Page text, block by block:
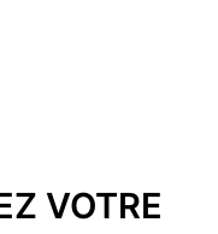
VOTRE